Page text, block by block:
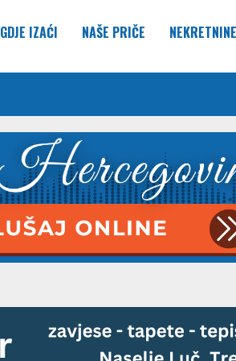
GDJE IZAĆI NAŠE PRIČE NEKRETNINE